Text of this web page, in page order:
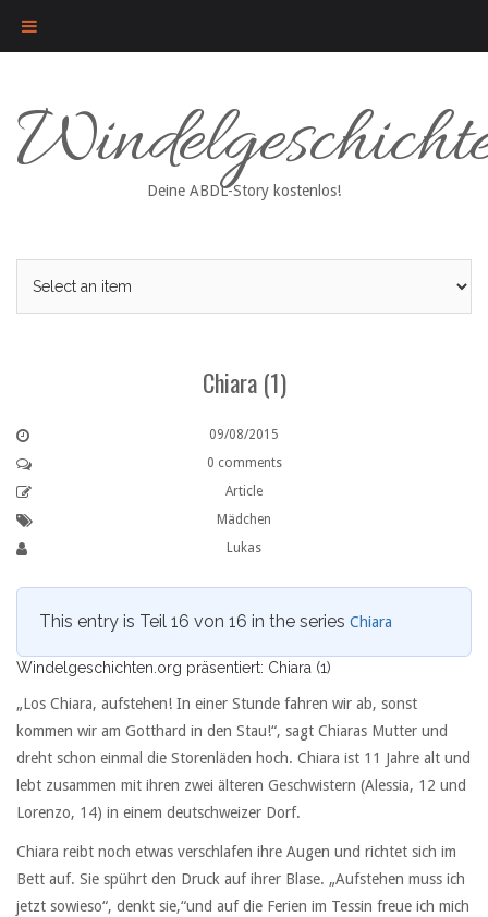
content
Deine ABDL-Story kostenlos!
Chiara (1)
09/08/2015
0 comments
Article
Mädchen
Lukas
This entry is Teil 16 von 16 in the series Chiara
Windelgeschichten.org präsentiert: Chiara (1)
„Los Chiara, aufstehen! In einer Stunde fahren wir ab, sonst
kommen wir am Gotthard in den Stau!“, sagt Chiaras Mutter und
dreht schon einmal die Storenläden hoch. Chiara ist 11 Jahre alt und
lebt zusammen mit ihren zwei älteren Geschwistern (Alessia, 12 und
Lorenzo, 14) in einem deutschweizer Dorf.
Chiara reibt noch etwas verschlafen ihre Augen und richtet sich im
Bett auf. Sie spührt den Druck auf ihrer Blase. „Aufstehen muss ich
jetzt sowieso“, denkt sie,“und auf die Ferien im Tessin freue ich mich